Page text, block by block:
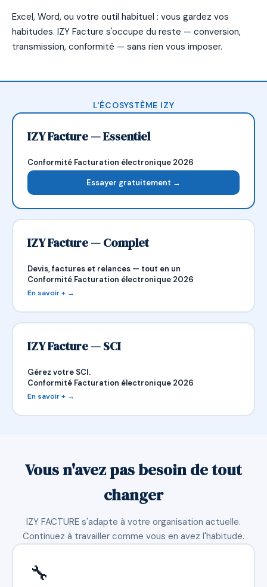
Excel, Word, ou votre outil habituel : vous gardez vos
habitudes. IZY Facture s'occupe du reste — conversion,
transmission, conformité — sans rien vous imposer.
L'ÉCOSYSTÈME IZY
IZY Facture — Essentiel
Conformité Facturation électronique 2026
Essayer gratuitement →
IZY Facture — Complet
Devis, factures et relances — tout en un
Conformité Facturation électronique 2026
En savoir + →
IZY Facture — SCI
Gérez votre SCI.
Conformité Facturation électronique 2026
En savoir + →
Vous n'avez pas besoin de tout
changer
IZY FACTURE s'adapte à votre organisation actuelle.
Continuez à travailler comme vous en avez l'habitude.
🔧